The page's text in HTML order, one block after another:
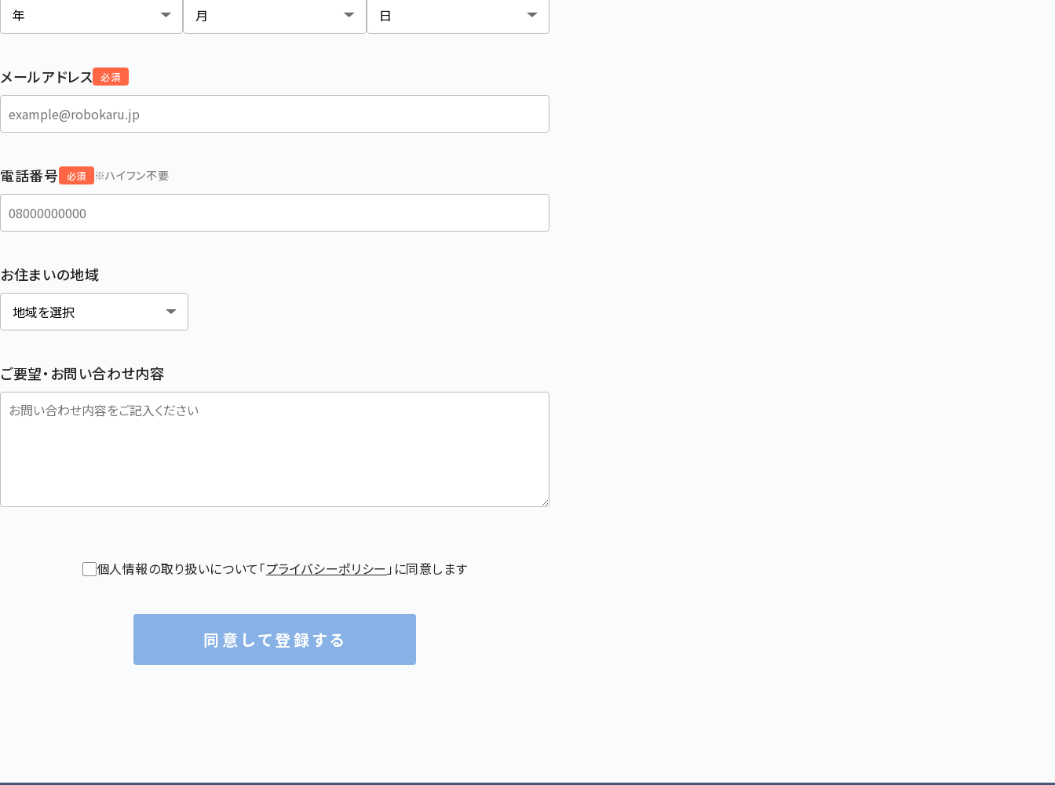
メールアドレス 必須
電話番号 必須 ※ハイフン不要
お住まいの地域
ご要望・お問い合わせ内容
個人情報の取り扱いについて「プライバシーポリシー」に同意します
同意して登録する